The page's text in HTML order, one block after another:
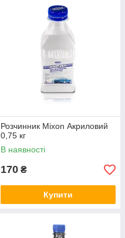
Розчинник Mixon Акриловий
0,75 кг
В наявності
170 ₴
Купити